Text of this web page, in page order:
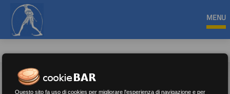
MENU
Questo sito fa uso di cookies per migliorare l'esperienza di navigazione e per